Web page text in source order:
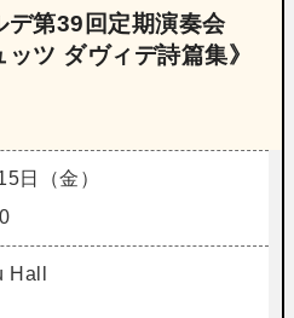
デ第39回定期演奏会
ッツ ダヴィデ詩篇集》
日（金）
Hall